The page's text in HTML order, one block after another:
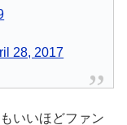
28, 2017
いいほどファン